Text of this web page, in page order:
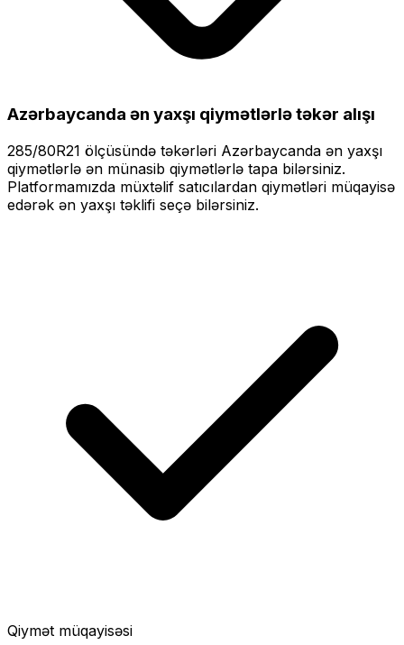
Azərbaycanda ən yaxşı qiymətlərlətəkər alışı
285/80R21 ölçüsündə təkərləri Azərbaycanda ən yaxşı
qiymətlərlə ən münasib qiymətlərlə tapa bilərsiniz.
Platformamızda müxtəlif satıcılardan qiymətləri müqayisə
edərək ən yaxşı təklifi seçə bilərsiniz.
Qiymət müqayisəsi